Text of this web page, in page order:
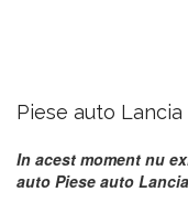
Piese auto Lancia
In acest moment nu
auto Piese auto